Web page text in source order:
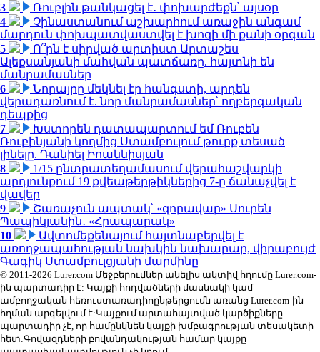
3
Ռուբլին թանկացել է․ փոխարժեքն՝ այսօր
4
Չինաստանում աշխարհում առաջին անգամ
մարդուն փոխպատվաստվել է խոզի մի քանի օրգան
5
Ո՞րն է սիրված արտիստ Արտաշես
Ալեքսանյանի մահվան պատճառը. հայտնի են
մանրամասներ
6
Նորայրը մեկնել էր հանգստի, արդեն
վերադառնում է. նոր մանրամասներ՝ ողբերգական
դեպքից
7
Խստորեն դատապարտում եմ Ռուբեն
Ռուբինյանի կողմից Ստամբուլում թուրք տեսած
լինելը. Դանիել Իոաննիսյան
8
1/15 ընտրատեղամասում վերահաշվարկի
արդյունքում 19 քվեաթերթիկներից 7-ը ճանաչվել է
վավեր
9
Շառաչուն ապտակ՝ «զորավար» Սուրեն
Պապիկյանին․ «Հրապարակ»
10
Ավտոմեքենայում հայտնաբերվել է
առողջապահության նախկին նախարար, վիրաբույժ
Գագիկ Ստամբուլցյանի մարմինը
© 2011-2026 Lurer.com Մեջբերումներ անելիս ակտիվ հղումը Lurer.com-
ին պարտադիր է: Կայքի հոդվածների մասնակի կամ
ամբողջական հեռուստառադիոընթերցումն առանց Lurer.com-ին
հղման արգելվում է:Կայքում արտահայտված կարծիքները
պարտադիր չէ, որ համընկնեն կայքի խմբագրության տեսակետի
հետ:Գովազդների բովանդակության համար կայքը